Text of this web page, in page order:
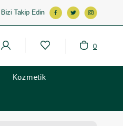
Bizi Takip Edin
0
Kozmetik